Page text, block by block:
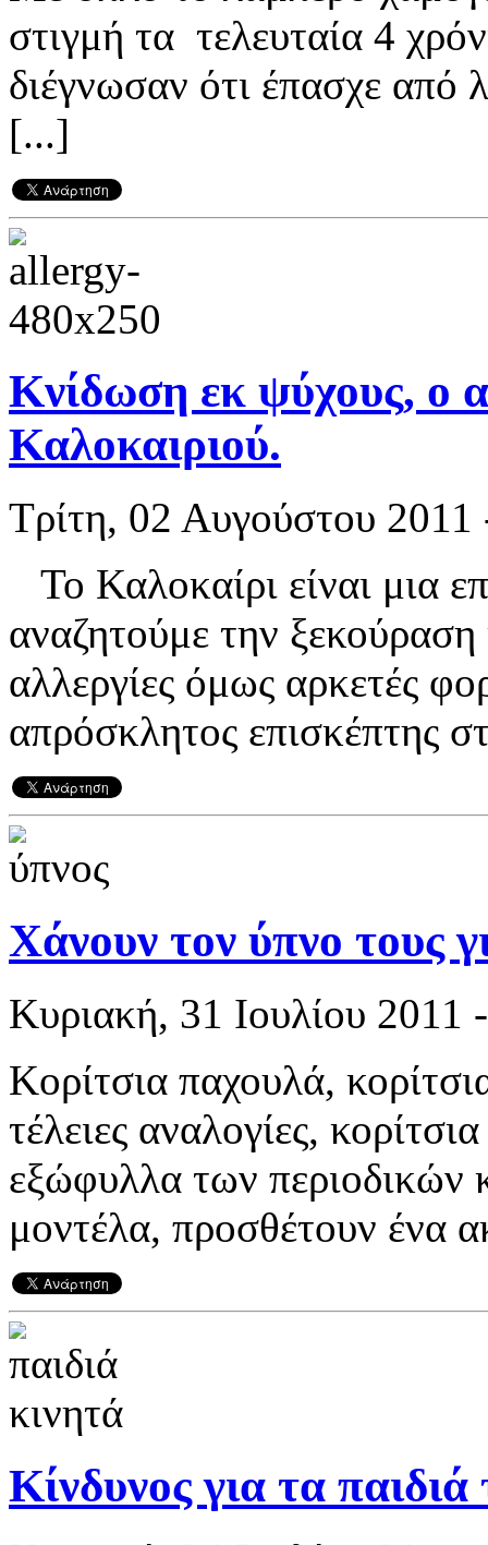
στιγμή τα τελευταία 4
διέγνωσαν ότι έπασχε από
[...]
Κνίδωση εκ ψύχους, ο
Καλοκαιριού.
Τρίτη, 02 Αυγούστου
Το Καλοκαίρι είναι μια
αναζητούμε την
αλλεργίες όμως αρκετές
απρόσκλητος επισκέπτης
Χάνουν τον ύπνο τους
Κυριακή, 31 Ιουλίου 2011
Κορίτσια παχουλά,
τέλειες αναλογίες,
εξώφυλλα των περιοδικών
μοντέλα, προσθέτουν ένα
Κίνδυνος για τα